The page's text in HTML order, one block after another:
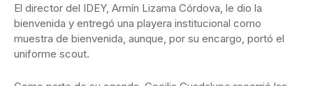
El director del IDEY, Armín Lizama Córdova, le dio la
bienvenida y entregó una playera institucional como
muestra de bienvenida, aunque, por su encargo, portó el
uniforme scout.